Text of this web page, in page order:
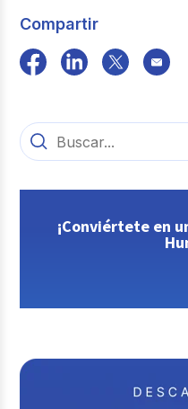
Compartir
¡Conviértete en